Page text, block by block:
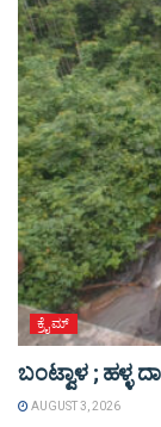
ಕ್ರೈಮ್
ಬಂಟ್ವಾಳ ; ಹಳ್ಳ
AUGUST 3, 2026